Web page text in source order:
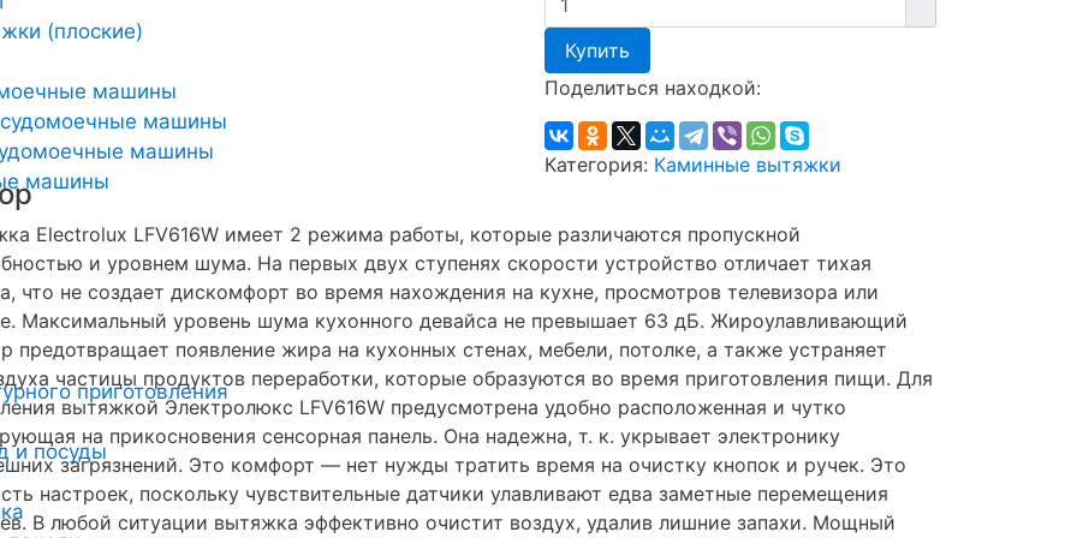
(плоские)
машины
машины
машины
машины
приготовления
и посуды
Купить
Поделиться находкой:
Категория: Каминные вытяжки
Electrolux LFV616W имеет 2 режима работы, которые различаются пропускной
и уровнем шума. На первых двух ступенях скорости устройство отличает тихая
что не создает дискомфорт во время нахождения на кухне, просмотров телевизора или
Максимальный уровень шума кухонного девайса не превышает 63 дБ. Жироулавливающий
предотвращает появление жира на кухонных стенах, мебели, потолке, а также устраняет
частицы продуктов переработки, которые образуются во время приготовления пищи. Для
вытяжкой Электролюкс LFV616W предусмотрена удобно расположенная и чутко
на прикосновения сенсорная панель. Она надежна, т. к. укрывает электронику
загрязнений. Это комфорт — нет нужды тратить время на очистку кнопок и ручек. Это
настроек, поскольку чувствительные датчики улавливают едва заметные перемещения
В любой ситуации вытяжка эффективно очистит воздух, удалив лишние запахи. Мощный